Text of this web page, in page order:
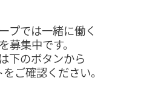
プでは一緒に働く
募集中です。
下のボタンから
ご確認ください。